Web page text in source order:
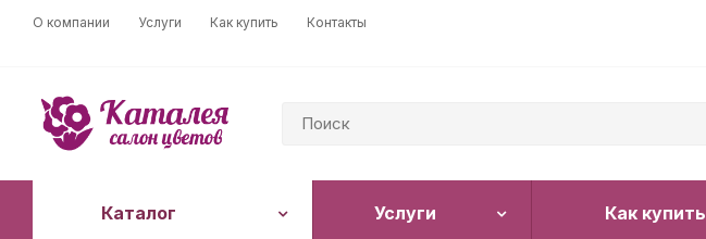
О компании Услуги Как купить Контакты
Каталог Услуги Как купить